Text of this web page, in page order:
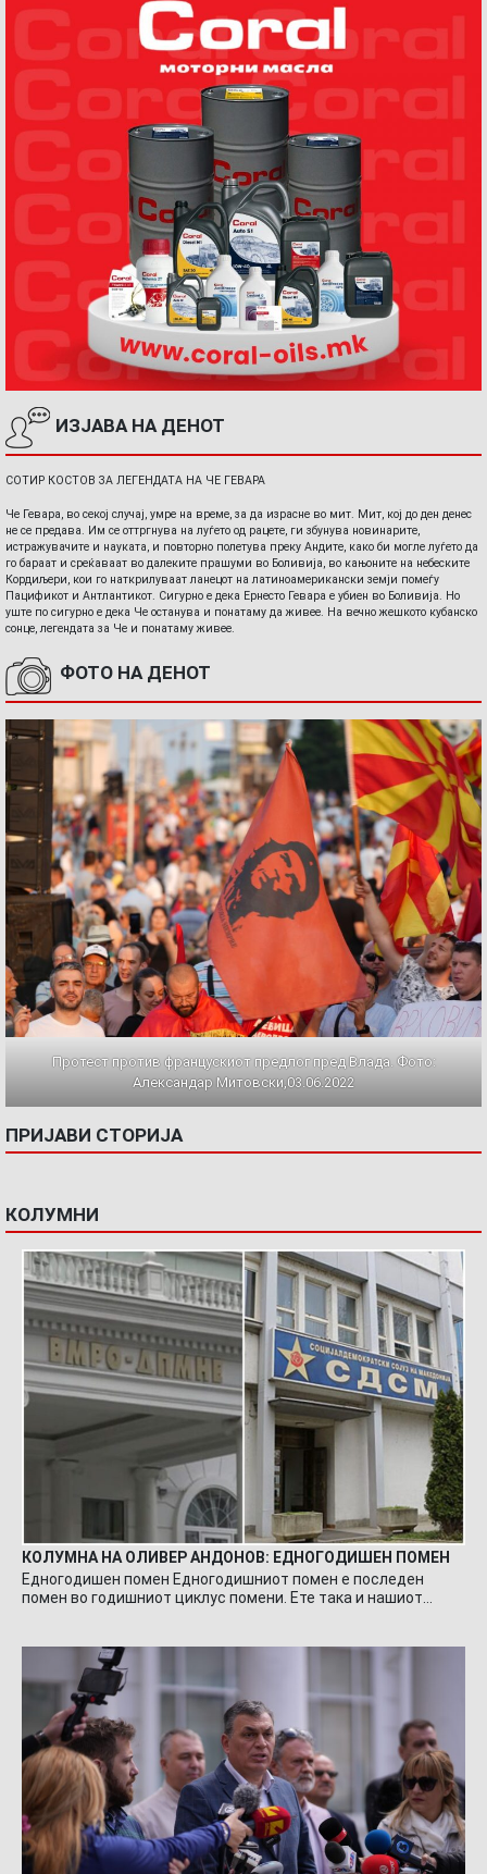
ИЗЈАВА НА ДЕНОТ
СОТИР КОСТОВ ЗА ЛЕГЕНДАТА НА ЧЕ ГЕВАРА
Че Гевара, во секој случај, умре на време, за да израсне во мит. Мит, кој до ден денес
не се предава. Им се оттргнува на луѓето од рацете, ги збунува новинарите,
истражувачите и науката, и повторно полетува преку Андите, како би могле луѓето да
го бараат и среќаваат во далеките прашуми во Боливија, во кањоните на небеските
Кордиљери, кои го наткрилуваат ланецот на латиноамерикански земји помеѓу
Пацификот и Антлантикот. Сигурно е дека Ернесто Гевара е убиен во Боливија. Но
уште по сигурно е дека Че останува и понатаму да живее. На вечно жешкото кубанско
сонце, легендата за Че и понатаму живее.
ФОТО НА ДЕНОТ
Протест против францускиот предлог пред Влада. Фото:
Александар Митовски,03.06.2022
ПРИЈАВИ СТОРИЈА
КОЛУМНИ
КОЛУМНА НА ОЛИВЕР АНДОНОВ: ЕДНОГОДИШЕН ПОМЕН
Едногодишен помен Едногодишниот помен е последен
помен во годишниот циклус помени. Ете така и нашиот…